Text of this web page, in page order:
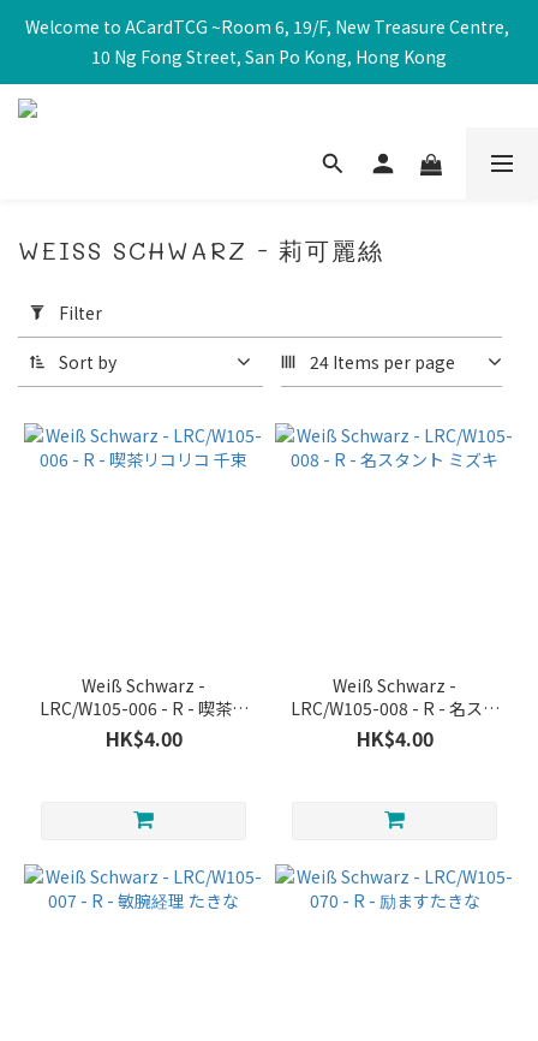
Welcome to ACardTCG ~Room 6, 19/F, New Treasure Centre,
10 Ng Fong Street, San Po Kong, Hong Kong
Filter
(0/20)
Range
(HK$)
WEISS SCHWARZ - 莉可麗絲
Filter
Sort by 24 Items per page
Weiß Schwarz -
LRC/W105-006 - R - 喫茶リ
コリコ 千束
HK$4.00
Weiß Schwarz -
LRC/W105-008 - R - 名スタ
ント ミズキ
HK$4.00